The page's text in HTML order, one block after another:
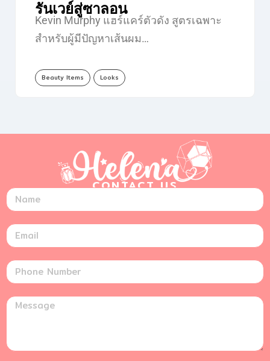
รันเวย์สู่ซาลอน
Kevin Murphy แฮร์แคร์ตัวดัง สูตรเฉพาะ
สำหรับผู้มีปัญหาเส้นผม…
Beauty Items Looks
CONTACT US